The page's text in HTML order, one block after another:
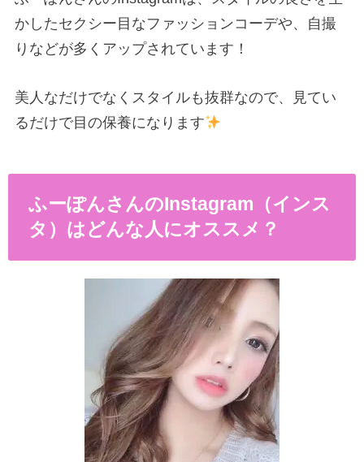
かしたセクシー目なファッションコーデや、自撮
りなどが多くアップされています！
美人なだけでなくスタイルも抜群なので、見てい
るだけで目の保養になります
ふーぽんさんのInstagram（インス
タ）はどんな人にオススメ？